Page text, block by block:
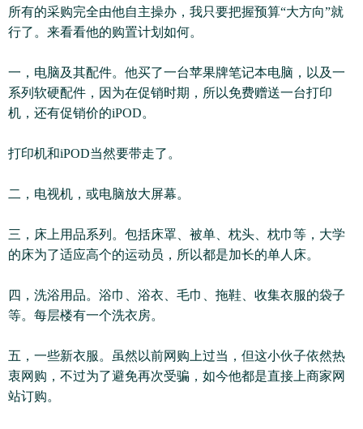
所有的采购完全由他自主操办，我只要把握预算“大方向”就
行了。来看看他的购置计划如何。
一，电脑及其配件。他买了一台苹果牌笔记本电脑，以及一
系列软硬配件，因为在促销时期，所以免费赠送一台打印
机，还有促销价的iPOD。
打印机和iPOD当然要带走了。
二，电视机，或电脑放大屏幕。
三，床上用品系列。包括床罩、被单、枕头、枕巾等，大学
的床为了适应高个的运动员，所以都是加长的单人床。
四，洗浴用品。浴巾、浴衣、毛巾、拖鞋、收集衣服的袋子
等。每层楼有一个洗衣房。
五，一些新衣服。虽然以前网购上过当，但这小伙子依然热
衷网购，不过为了避免再次受骗，如今他都是直接上商家网
站订购。